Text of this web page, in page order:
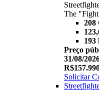
The
208
193
Preço
31/08/
Solicitar